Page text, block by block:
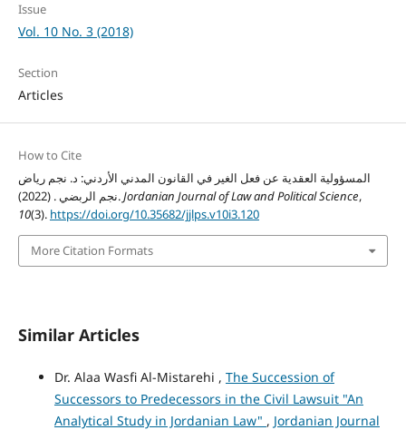
Issue
Vol. 10 No. 3 (2018)
Section
Articles
How to Cite
المسؤولية العقدية عن فعل الغير في القانون المدني الأردني: د. نجم رياض
نجم الربضي . (2022).Jordanian Journal of Law and Political Science,
10(3). https://doi.org/10.35682/jjlps.v10i3.120
More Citation Formats
Similar Articles
Dr. Alaa Wasfi Al-Mistarehi , The Succession of
Successors to Predecessors in the Civil Lawsuit "An
Analytical Study in Jordanian Law" , Jordanian Journal